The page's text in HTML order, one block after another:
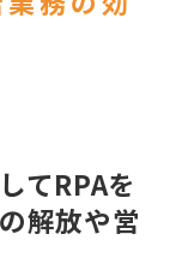
てRPAを
解放や営